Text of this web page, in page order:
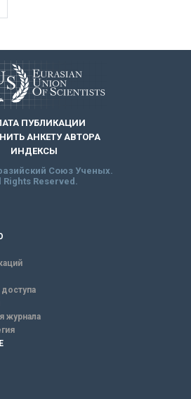
ПУБЛИКАЦИИ
АНКЕТУ АВТОРА
ИНДЕКСЫ
Союз Ученых.
Rights Reserved.
журнала